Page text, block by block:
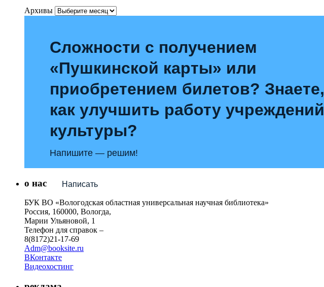
Архивы
Сложности с получением
«Пушкинской карты» или
приобретением билетов? Знаете,
как улучшить работу учреждений
культуры?
Напишите — решим!
Написать
о нас
БУК ВО «Вологодская областная универсальная научная библиотека»
Россия, 160000, Вологда,
Марии Ульяновой, 1
Телефон для справок –
8(8172)21-17-69
Adm@booksite.ru
ВКонтакте
Видеохостинг